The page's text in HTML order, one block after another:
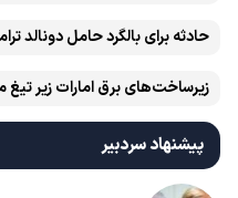
حادثه برای بالگرد حامل دونالد
زیرساخت‌های برق امارات زیر
پیشنهاد سردبیر